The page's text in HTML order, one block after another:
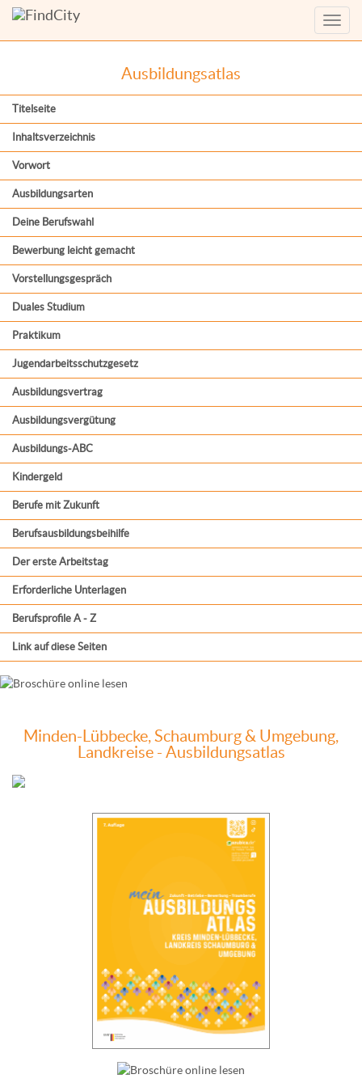
Menü
Ausbildungsatlas
Titelseite
Inhaltsverzeichnis
Vorwort
Ausbildungsarten
Deine Berufswahl
Bewerbung leicht gemacht
Vorstellungsgespräch
Duales Studium
Praktikum
Jugendarbeitsschutzgesetz
Ausbildungsvertrag
Ausbildungsvergütung
Ausbildungs-ABC
Kindergeld
Berufe mit Zukunft
Berufsausbildungsbeihilfe
Der erste Arbeitstag
Erforderliche Unterlagen
Berufsprofile A - Z
Link auf diese Seiten
Minden-Lübbecke, Schaumburg & Umgebung,
Landkreise - Ausbildungsatlas